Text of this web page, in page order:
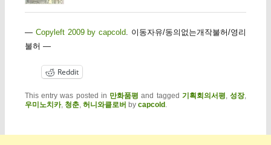
— Copyleft 2009 by capcold. 이동자유/동의없는개작불허/영리
불허 —
Reddit
This entry was posted in 만화품평 and tagged기획회의서평,성장,
우미노치카, 청춘, 허니와클로버 by capcold .